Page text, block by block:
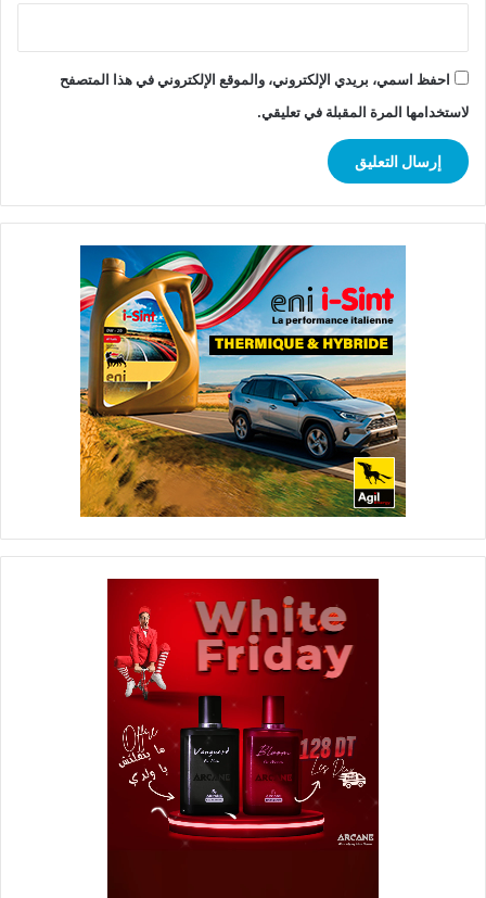
احفظ اسمي، بريدي الإلكتروني، والموقع الإلكتروني في هذا المتصفح
لاستخدامها المرة المقبلة في تعليقي.